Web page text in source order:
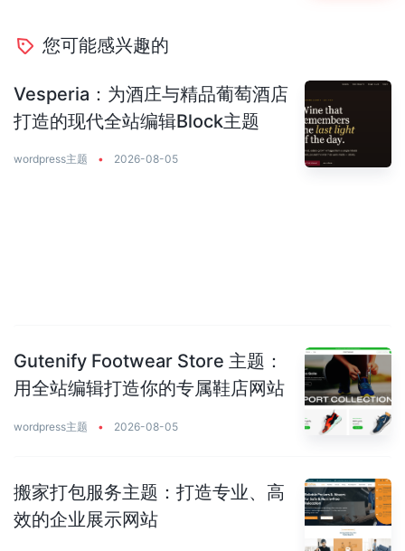
您可能感兴趣的
Vesperia：为酒庄与精品葡萄酒店
打造的现代全站编辑Block主题
wordpress主题 • 2026-08-05
Gutenify Footwear Store 主题：
用全站编辑打造你的专属鞋店网站
wordpress主题 • 2026-08-05
搬家打包服务主题：打造专业、高
效的企业展示网站